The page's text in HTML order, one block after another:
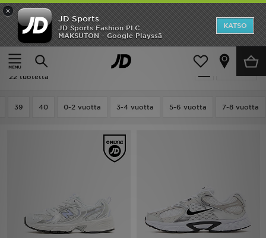
×
JD Sports
JD Sports Fashion PLC
MAKSUTON - Google Playssä
KATSO
Etusivu
Lapset
Suodata
Lapset - Summer Campaign 2026
22 tuotetta
39 40 0-2 vuotta 3-4 vuotta 5-6 vuotta 7-8 vuotta
Etusivu
Ale
Uutuudet
Tuotemerkit